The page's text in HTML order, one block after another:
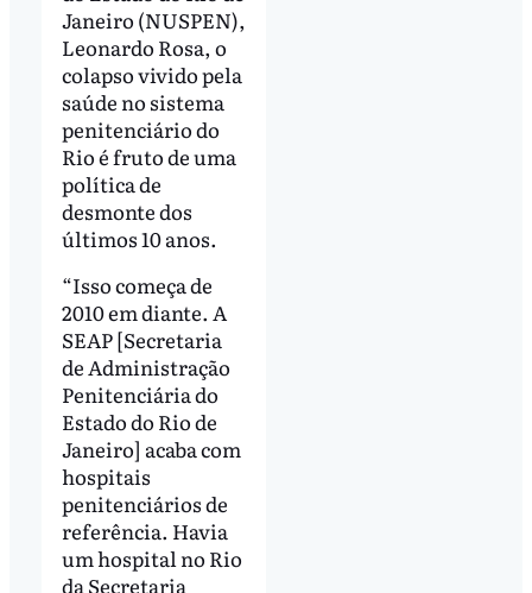
Janeiro (NUSPEN),
Leonardo Rosa, o
colapso vivido pela
saúde no sistema
penitenciário do
Rio é fruto de uma
política de
desmonte dos
últimos 10 anos.
“Isso começa de
2010 em diante. A
SEAP [Secretaria
de Administração
Penitenciária do
Estado do Rio de
Janeiro] acaba com
hospitais
penitenciários de
referência. Havia
um hospital no Rio
da Secretaria